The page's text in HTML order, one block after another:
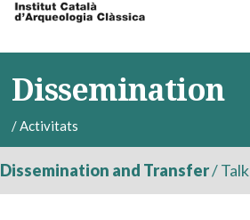
Dissemination
/Activitats
Dissemination and Transfer/Talk